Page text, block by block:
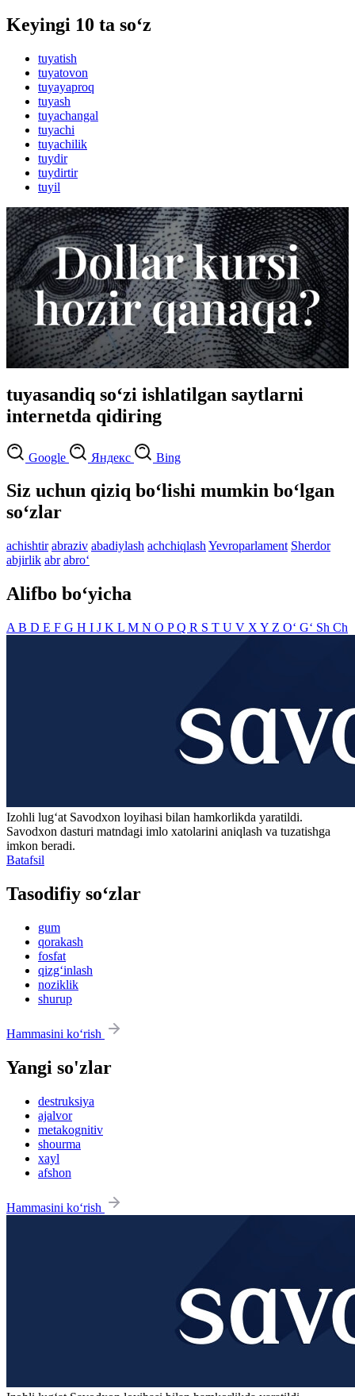
Keyingi 10 ta so‘z
tuyatish
tuyatovon
tuyayaproq
tuyash
tuyachangal
tuyachi
tuyachilik
tuydir
tuydirtir
tuyil
tuyasandiq so‘zi ishlatilgan saytlarni
internetda qidiring
Google Яндекс Bing
Siz uchun qiziq bo‘lishi mumkin bo‘lgan
so‘zlar
achishtir abraziv abadiylash achchiqlash Yevroparlament Sherdor
abjirlik abr abro‘
Alifbo bo‘yicha
A B D E F G H I J K L M N O PQ R S T U V X Y Z O‘ G‘ Sh Ch
Izohli lugʻat Savodxon loyihasi bilan hamkorlikda yaratildi.
Savodxon dasturi matndagi imlo xatolarini aniqlash va tuzatishga
imkon beradi.
Batafsil
Tasodifiy so‘zlar
gum
qorakash
fosfat
qizg‘inlash
noziklik
shurup
Hammasini ko‘rish
Yangi so'zlar
destruksiya
ajalvor
metakognitiv
shourma
xayl
afshon
Hammasini ko‘rish